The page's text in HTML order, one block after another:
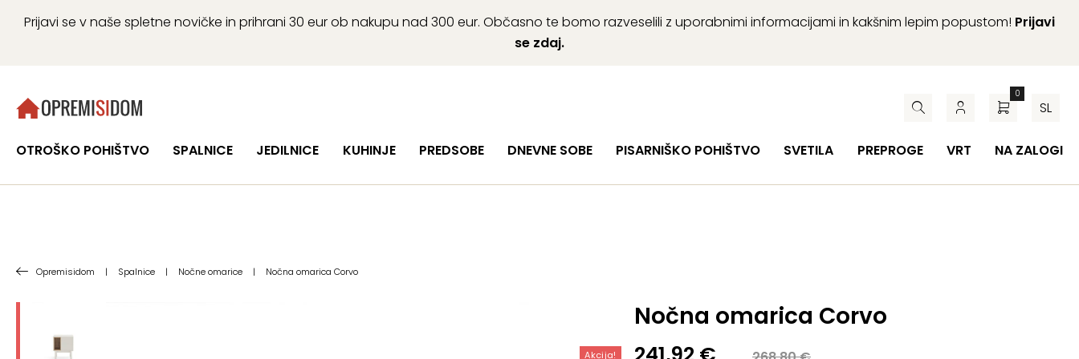
Prijavi se v naše spletne novičke in prihrani 30 eur ob nakupu nad 300 eur. Občasno te bomo razveselili z uporabnimi informacijami in kakšnim lepim popustom! Prijavi
se zdaj.
0
SL
OTROŠKO POHIŠTVO SPALNICE JEDILNICE KUHINJE PREDSOBE DNEVNE SOBE PISARNIŠKO POHIŠTVO SVETILA PREPROGE VRT NA ZALOGI
Opremisidom | Spalnice | Nočne omarice | Nočna omarica Corvo
Nočna omarica Corvo
Akcija!